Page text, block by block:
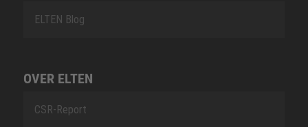
ELTEN Blog
OVER ELTEN
CSR-Report